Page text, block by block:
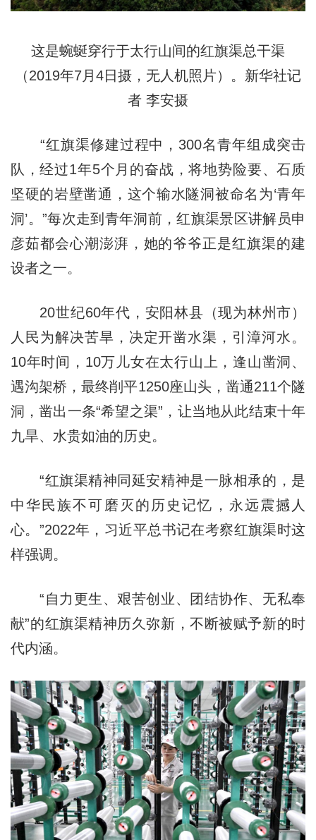
这是蜿蜒穿行于太行山间的红旗渠总干渠
（2019年7月4日摄，无人机照片）。新华社记
者 李安摄
“红旗渠修建过程中，300名青年组成突击
队，经过1年5个月的奋战，将地势险要、石质
坚硬的岩壁凿通，这个输水隧洞被命名为‘青年
洞’。”每次走到青年洞前，红旗渠景区讲解员申
彦茹都会心潮澎湃，她的爷爷正是红旗渠的建
设者之一。
20世纪60年代，安阳林县（现为林州市）
人民为解决苦旱，决定开凿水渠，引漳河水。
10年时间，10万儿女在太行山上，逢山凿洞、
遇沟架桥，最终削平1250座山头，凿通211个隧
洞，凿出一条“希望之渠”，让当地从此结束十年
九旱、水贵如油的历史。
“红旗渠精神同延安精神是一脉相承的，是
中华民族不可磨灭的历史记忆，永远震撼人
心。”2022年，习近平总书记在考察红旗渠时这
样强调。
“自力更生、艰苦创业、团结协作、无私奉
献”的红旗渠精神历久弥新，不断被赋予新的时
代内涵。